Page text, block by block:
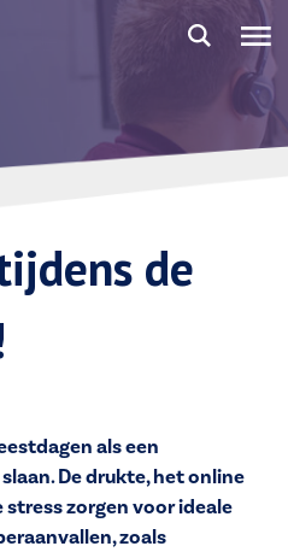
de
als een
De drukte, het online
zorgen voor ideale
zoals